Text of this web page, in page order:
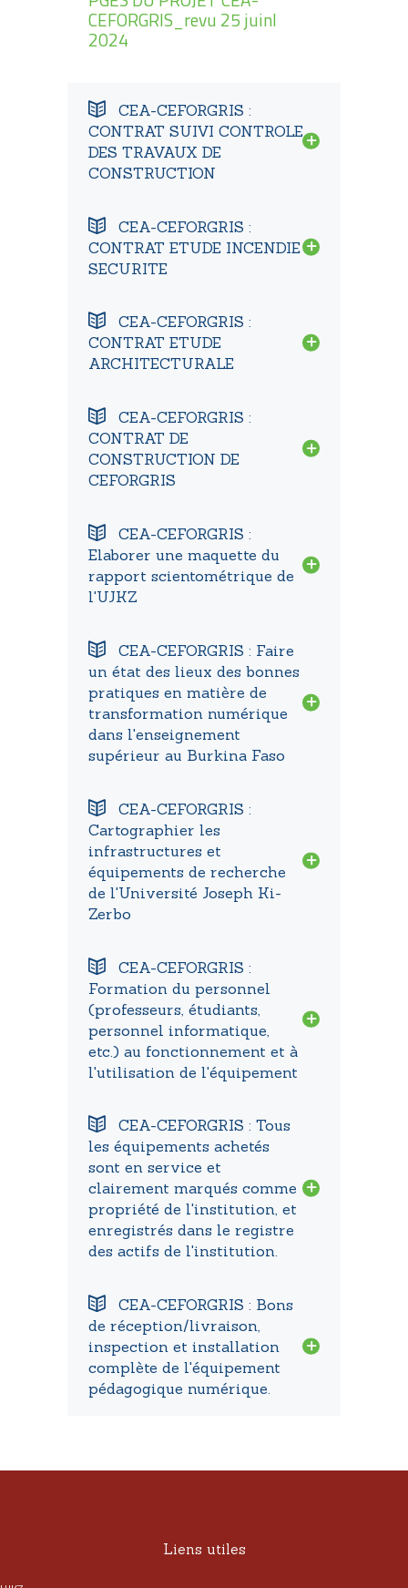
CEFORGRIS_revu 25 juinl
2024
CEA-CEFORGRIS :
CONTRAT SUIVI CONTROLE
DES TRAVAUX DE
CONSTRUCTION
CEA-CEFORGRIS :
CONTRAT ETUDE INCENDIE
SECURITE
CEA-CEFORGRIS :
CONTRAT ETUDE
ARCHITECTURALE
CEA-CEFORGRIS :
CONTRAT DE
CONSTRUCTION DE
CEFORGRIS
CEA-CEFORGRIS :
Elaborer une maquette du
rapport scientométrique de
l'UJKZ
CEA-CEFORGRIS : Faire
un état des lieux des bonnes
pratiques en matière de
transformation numérique
dans l'enseignement
supérieur au Burkina Faso
CEA-CEFORGRIS :
Cartographier les
infrastructures et
équipements de recherche
de l'Université Joseph Ki-
Zerbo
CEA-CEFORGRIS :
Formation du personnel
(professeurs, étudiants,
personnel informatique,
etc.) au fonctionnement et à
l'utilisation de l'équipement
CEA-CEFORGRIS : Tous
les équipements achetés
sont en service et
clairement marqués comme
propriété de l'institution, et
enregistrés dans le registre
des actifs de l'institution.
CEA-CEFORGRIS : Bons
de réception/livraison,
inspection et installation
complète de l'équipement
pédagogique numérique.
Liens utiles